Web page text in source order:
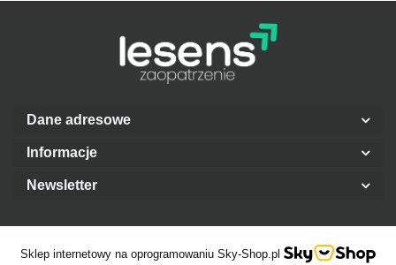
Dane adresowe
Informacje
Newsletter
Sklep internetowy na oprogramowaniu Sky-Shop.pl